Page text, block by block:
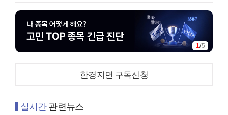
1/5
한경지면 구독신청
실시간관련뉴스